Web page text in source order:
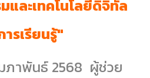
และเทคโนโลยีดิจิทัล
รเรียนรู้"
ภาพันธ์ 2568 ผู้ช่วย